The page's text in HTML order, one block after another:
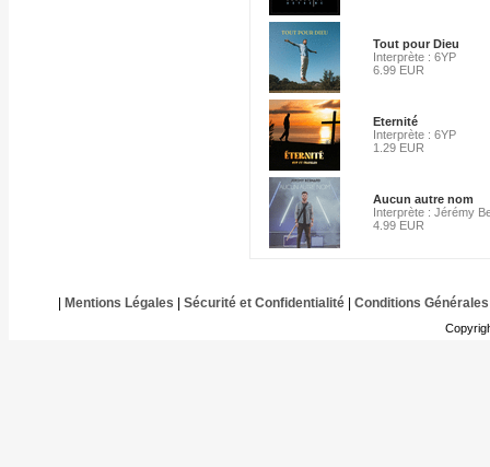
Tout pour Dieu
Interprète : 6YP
6.99 EUR
Eternité
Interprète : 6YP
1.29 EUR
Aucun autre nom
Interprète : Jérémy
4.99 EUR
Mentions Légales Sécurité et Confidentialité| Conditions Générales